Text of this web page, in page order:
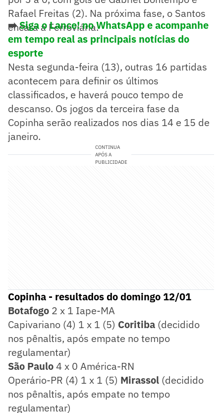
Rafael Freitas (2). Na próxima fase, o Santos
encara a Ferroviária.
➡️Siga o Lance! no WhatsApp e acompanhe
em tempo real as principais notícias do
esporte
Nesta segunda-feira (13), outras 16 partidas
acontecem para definir os últimos
classificados, e haverá pouco tempo de
descanso. Os jogos da terceira fase da
Copinha serão realizados nos dias 14 e 15 de
janeiro.
CONTINUA
APÓS A
PUBLICIDADE
Copinha - resultados do domingo 12/01
Botafogo 2 x 1 Iape-MA
Capivariano (4) 1 x 1 (5) Coritiba (decidido
nos pênaltis, após empate no tempo
regulamentar)
São Paulo4 x 0 América-RN
Operário-PR (4) 1 x 1 (5) Mirassol (decidido
nos pênaltis, após empate no tempo
regulamentar)